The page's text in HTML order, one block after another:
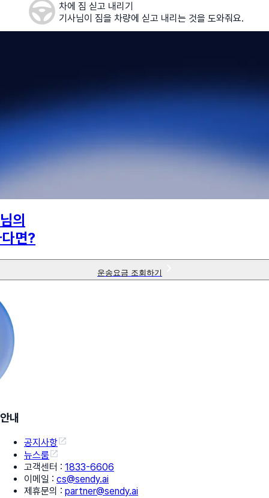
차에 짐 싣고 내리기
기사님이 짐을 차량에 싣고 내리는 것을 도와줘요.
님의
면?
운송요금 조회하기
안내
공지사항
뉴스룸
고객센터 : 1833-6606
이메일 : cs@sendy.ai
제휴문의 : partner@sendy.ai